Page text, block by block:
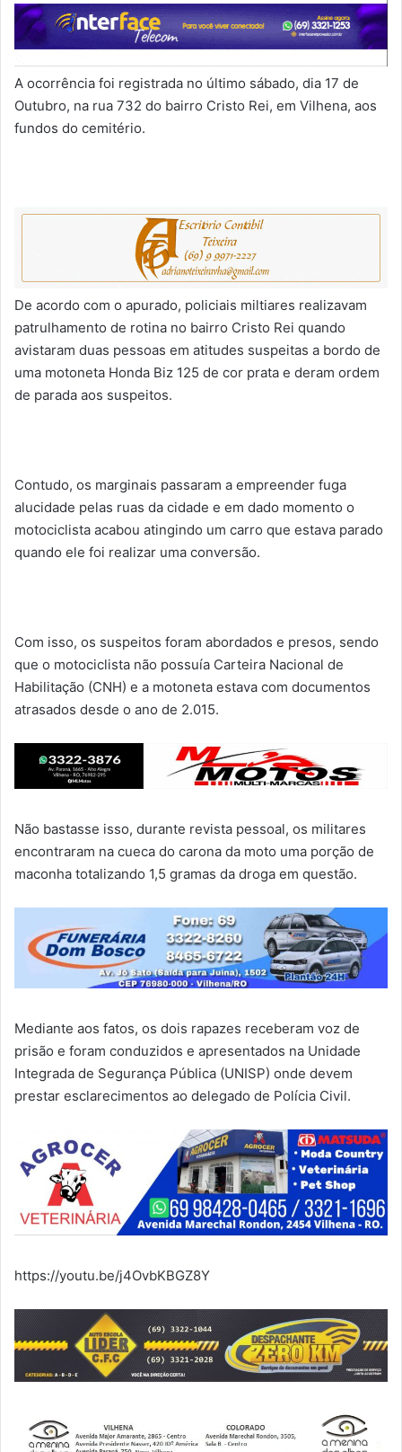
A ocorrência foi registrada no último sábado, dia 17 de
Outubro, na rua 732 do bairro Cristo Rei, em Vilhena, aos
fundos do cemitério.
De acordo com o apurado, policiais miltiares realizavam
patrulhamento de rotina no bairro Cristo Rei quando
avistaram duas pessoas em atitudes suspeitas a bordo de
uma motoneta Honda Biz 125 de cor prata e deram ordem
de parada aos suspeitos.
Contudo, os marginais passaram a empreender fuga
alucidade pelas ruas da cidade e em dado momento o
motociclista acabou atingindo um carro que estava parado
quando ele foi realizar uma conversão.
Com isso, os suspeitos foram abordados e presos, sendo
que o motociclista não possuía Carteira Nacional de
Habilitação (CNH) e a motoneta estava com documentos
atrasados desde o ano de 2.015.
Não bastasse isso, durante revista pessoal, os militares
encontraram na cueca do carona da moto uma porção de
maconha totalizando 1,5 gramas da droga em questão.
Mediante aos fatos, os dois rapazes receberam voz de
prisão e foram conduzidos e apresentados na Unidade
Integrada de Segurança Pública (UNISP) onde devem
prestar esclarecimentos ao delegado de Polícia Civil.
https://youtu.be/j4OvbKBGZ8Y